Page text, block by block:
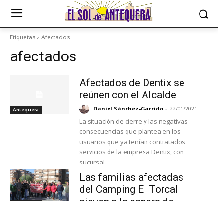
Etiquetas Afectados
afectados
Antequera
Afectados de Dentix se
reúnen con el Alcalde
Daniel Sánchez-Garrido - 22/01/2021
La situación de cierre y las negativas
consecuencias que plantea en los
usuarios que ya tenían contratados
servicios de la empresa Dentix, con
sucursal...
Las familias afectadas
del Camping El Torcal